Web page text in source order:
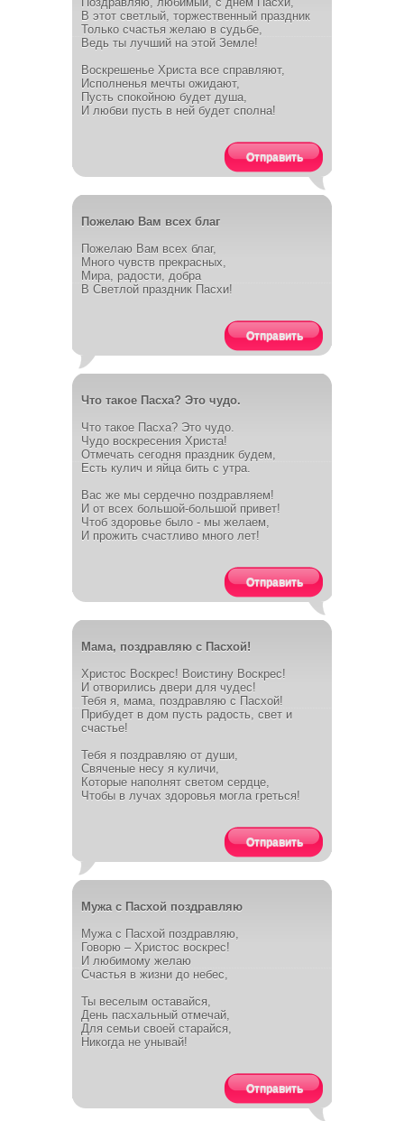
В этот светлый, торжественный праздник
Только счастья желаю в судьбе,
Ведь ты лучший на этой Земле!
Воскрешенье Христа все справляют,
Исполненья мечты ожидают,
Пусть спокойною будет душа,
И любви пусть в ней будет сполна!
Отправить
Пожелаю Вам всех благ
Пожелаю Вам всех благ,
Много чувств прекрасных,
Мира, радости, добра
В Светлой праздник Пасхи!
Отправить
Что такое Пасха? Это чудо.
Что такое Пасха? Это чудо.
Чудо воскресения Христа!
Отмечать сегодня праздник будем,
Есть кулич и яйца бить с утра.
Вас же мы сердечно поздравляем!
И от всех большой-большой привет!
Чтоб здоровье было - мы желаем,
И прожить счастливо много лет!
Отправить
Мама, поздравляю с Пасхой!
Христос Воскрес! Воистину Воскрес!
И отворились двери для чудес!
Тебя я, мама, поздравляю с Пасхой!
Прибудет в дом пусть радость, свет и
счастье!
Тебя я поздравляю от души,
Свяченые несу я куличи,
Которые наполнят светом сердце,
Чтобы в лучах здоровья могла греться!
Отправить
Мужа с Пасхой поздравляю
Мужа с Пасхой поздравляю,
Говорю – Христос воскрес!
И любимому желаю
Счастья в жизни до небес,
Ты веселым оставайся,
День пасхальный отмечай,
Для семьи своей старайся,
Никогда не унывай!
Отправить